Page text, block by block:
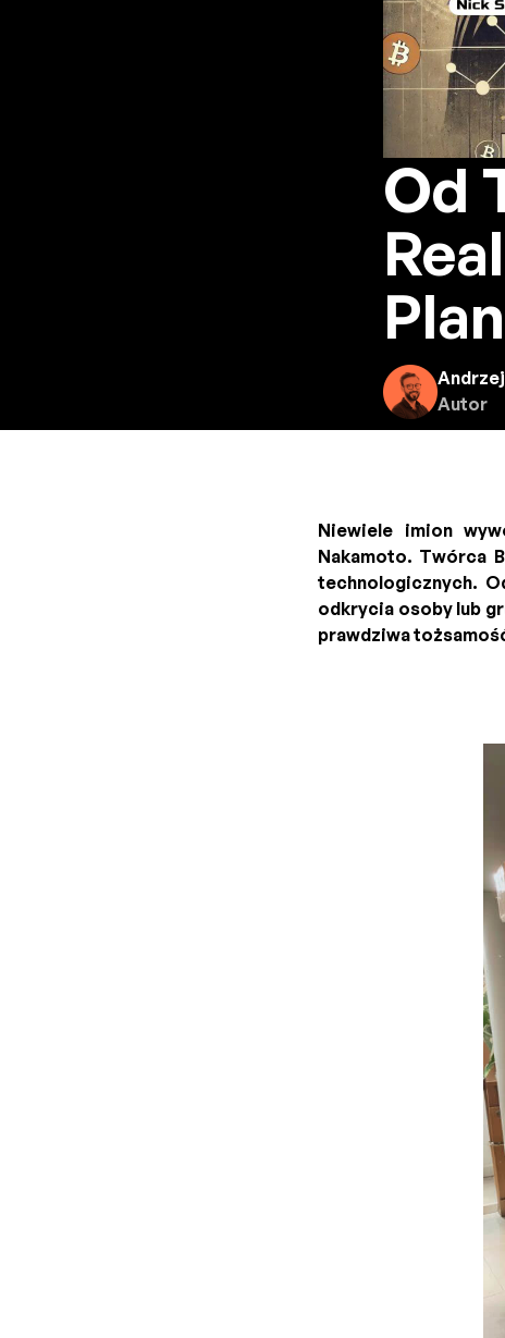
Od
Andrzej
Autor
Niewiele imion
Nakamoto. Twórca
technologicznych.
odkrycia osoby lub
prawdziwa